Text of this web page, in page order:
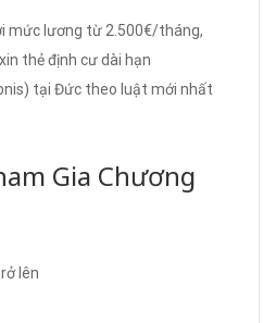
mức lương từ 2.500€/tháng,
thẻ định cư dài hạn
tại Đức theo luật mới nhất
Gia Chương
lên